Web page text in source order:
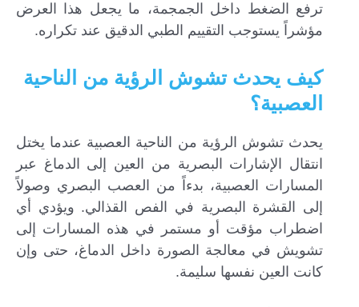
ترفع الضغط داخل الجمجمة، ما يجعل هذا العرض
مؤشراً يستوجب التقييم الطبي الدقيق عند تكراره.
كيف يحدث تشوش الرؤية من الناحية
العصبية؟
يحدث تشوش الرؤية من الناحية العصبية عندما يختل
انتقال الإشارات البصرية من العين إلى الدماغ عبر
المسارات العصبية، بدءاً من العصب البصري وصولاً
إلى القشرة البصرية في الفص القذالي. ويؤدي أي
اضطراب مؤقت أو مستمر في هذه المسارات إلى
تشويش في معالجة الصورة داخل الدماغ، حتى وإن
كانت العين نفسها سليمة.